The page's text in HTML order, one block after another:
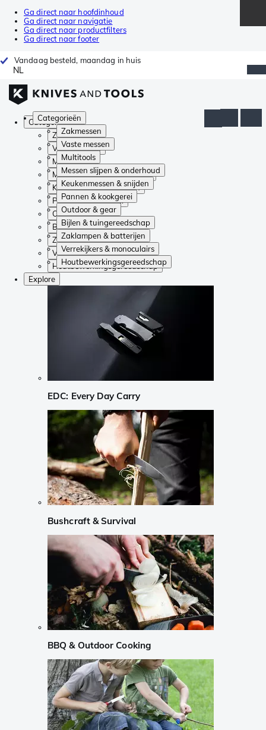
Ga direct naar hoofdinhoud
Ga direct naar navigatie
Ga direct naar productfilters
Ga direct naar footer
Vandaag besteld, maandag in huis
NL
Categorieën
Zakmessen
Vaste messen
Multitools
Messen slijpen & onderhoud
Keukenmessen & snijden
Pannen & kookgerei
Outdoor & gear
Bijlen & tuingereedschap
Zaklampen & batterijen
Verrekijkers & monoculairs
Houtbewerkingsgereedschap
Categorieën
Zakmessen
Vaste messen
Multitools
Messen slijpen & onderhoud
Keukenmessen & snijden
Pannen & kookgerei
Outdoor & gear
Bijlen & tuingereedschap
Zaklampen & batterijen
Verrekijkers & monoculairs
Houtbewerkingsgereedschap
Explore
EDC: Every Day Carry
Bushcraft & Survival
BBQ & Outdoor Cooking